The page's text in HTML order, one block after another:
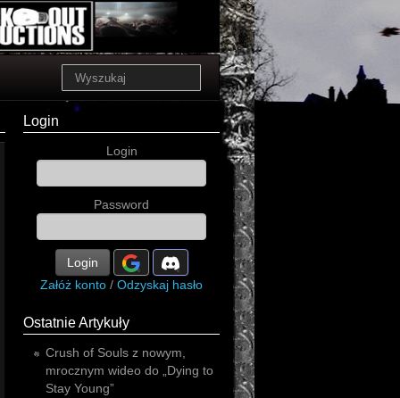
Login
Login
Password
Login
Załóż konto / Odzyskaj hasło
Ostatnie Artykuły
Crush of Souls z nowym,
mrocznym wideo do „Dying to
Stay Young”